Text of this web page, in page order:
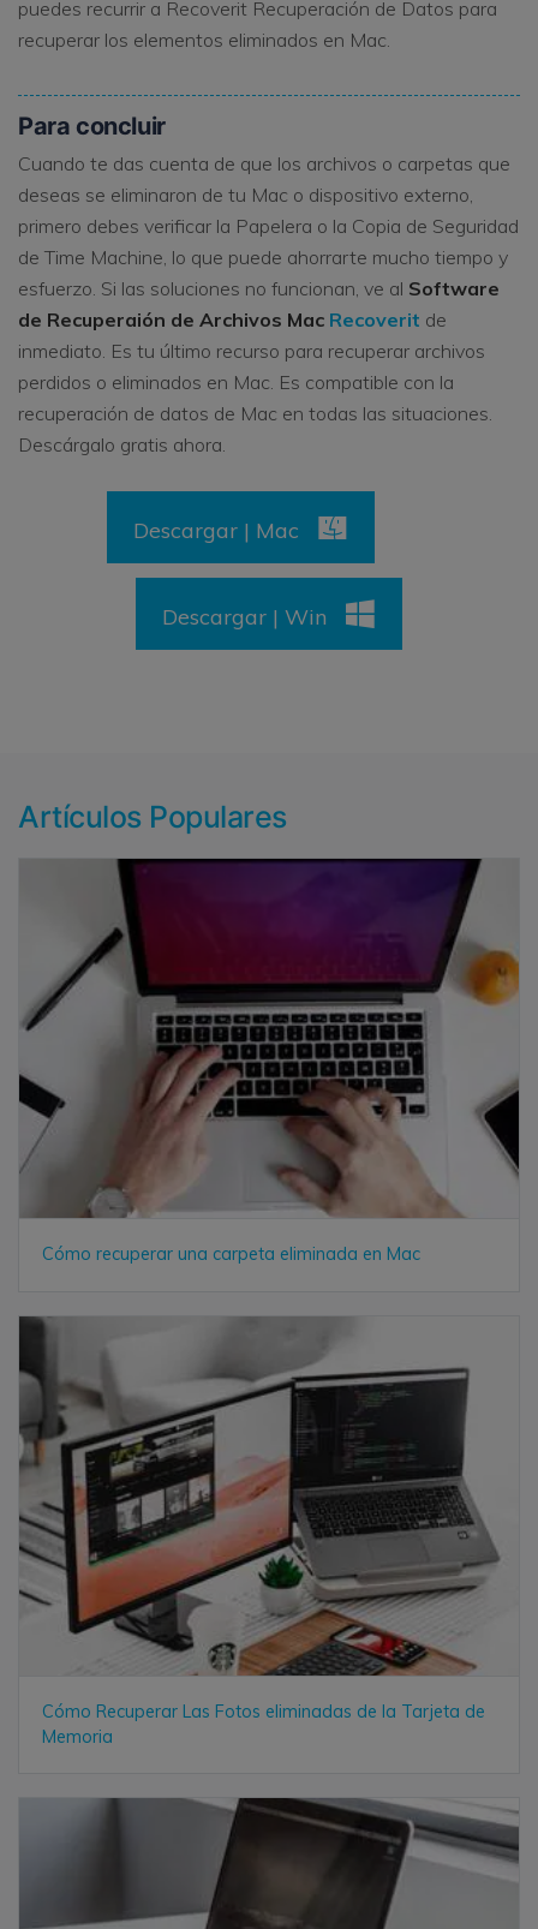
puedes recurrir a Recoverit Recuperación de Datos para
recuperar los elementos eliminados en Mac.
Para concluir
Cuando te das cuenta de que los archivos o carpetas que
deseas se eliminaron de tu Mac o dispositivo externo,
primero debes verificar la Papelera o la Copia de Seguridad
de Time Machine, lo que puede ahorrarte mucho tiempo y
esfuerzo. Si las soluciones no funcionan, ve al Software
de Recuperaión de Archivos Mac Recoverit de
inmediato. Es tu último recurso para recuperar archivos
perdidos o eliminados en Mac. Es compatible con la
recuperación de datos de Mac en todas las situaciones.
Descárgalo gratis ahora.
Descargar | Mac
Descargar | Win
Artículos Populares
Cómo recuperar una carpeta eliminada en Mac
Cómo Recuperar Las Fotos eliminadas de la Tarjeta de
Memoria